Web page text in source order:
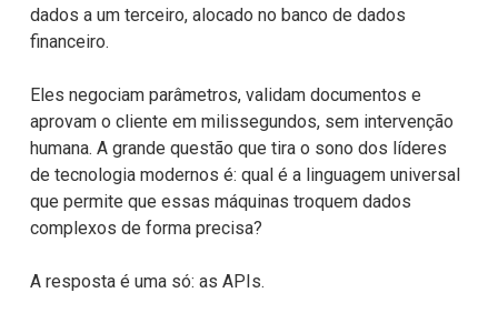
dados a um terceiro, alocado no banco de dados
financeiro.
Eles negociam parâmetros, validam documentos e
aprovam o cliente em milissegundos, sem intervenção
humana. A grande questão que tira o sono dos líderes
de tecnologia modernos é: qual é a linguagem universal
que permite que essas máquinas troquem dados
complexos de forma precisa?
A resposta é uma só: as APIs.